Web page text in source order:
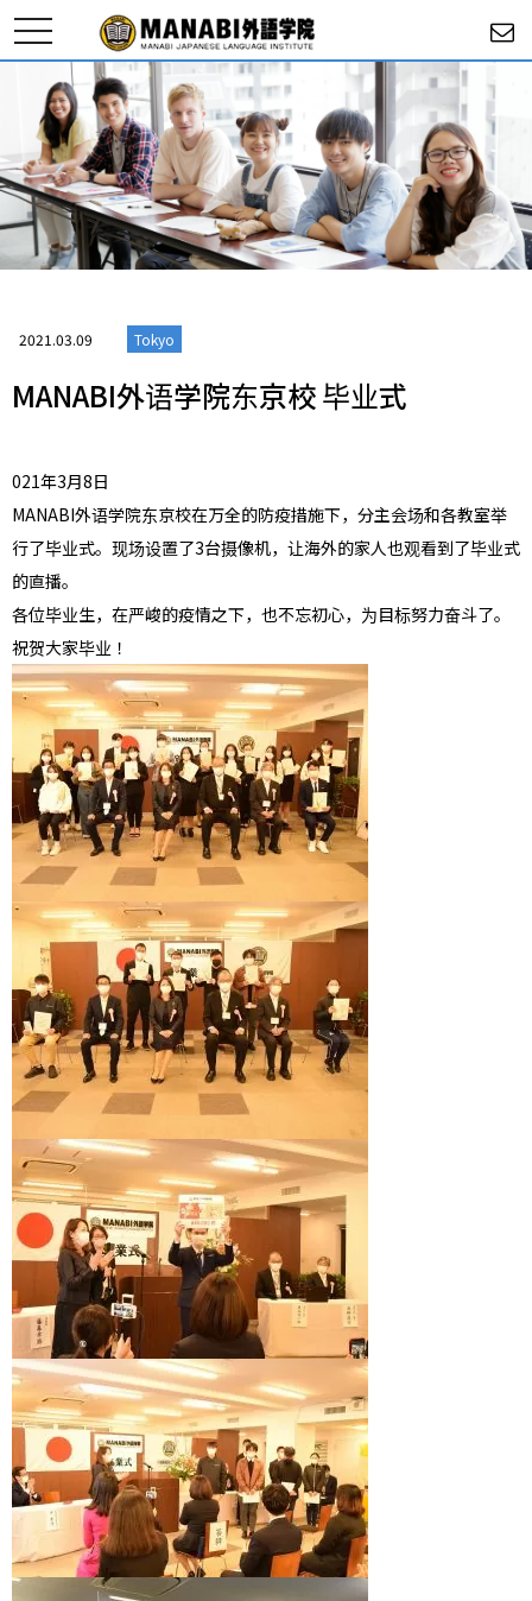
toggle
navigation
2021.03.09 Tokyo
MANABI外语学院东京校 毕业式
021年3月8日
MANABI外语学院东京校在万全的防疫措施下， 分主会场和各教室举
行了毕业式。现场设置了3台摄像机， 让海外的家人也观看到了毕业式
的直播。
各位毕业生，在严峻的疫情之下，也不忘初心，为目标努力奋斗了。
祝贺大家毕业！